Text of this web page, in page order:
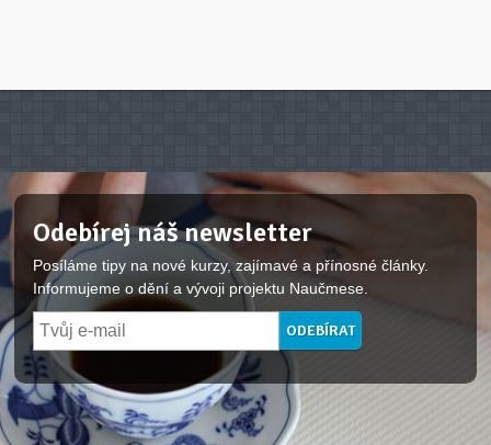
Odebírej náš newsletter
Posíláme tipy na nové kurzy, zajímavé a přínosné články.
Informujeme o dění a vývoji projektu Naučmese.